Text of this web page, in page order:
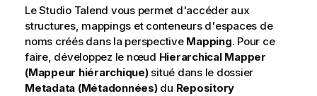
LeStudio Talend vous permet d'accéder aux
structures, mappings et conteneurs d'espaces de
noms créés dans la perspective Mapping. Pour ce
faire, développez le nœud Hierarchical Mapper
(Mappeur hiérarchique)situé dans le dossier
Metadata (Métadonnées)du Repository